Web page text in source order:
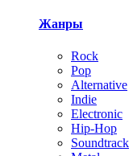
Жанры
Rock
Pop
Alternative
Indie
Electronic
Hip-Hop
Soundtrack